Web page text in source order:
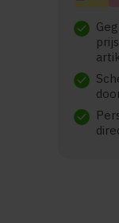
check
check
check